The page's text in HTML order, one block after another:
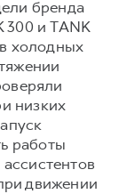
бренда
300 и TANK
холодных
низких
работы
движении